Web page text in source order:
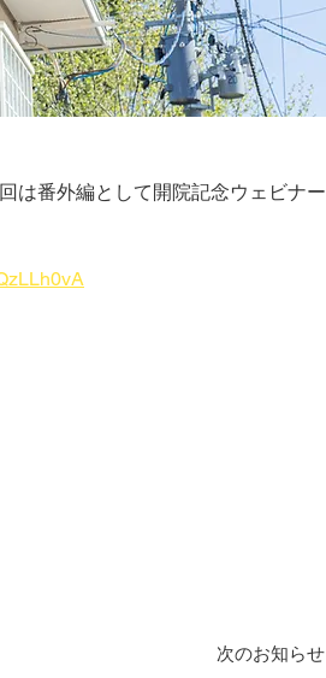
は番外編として開院記念ウェビナー
次のお知らせ